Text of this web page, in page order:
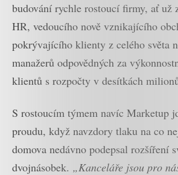
budování rychle rostoucí firmy, ať už
HR, vedoucího nově vznikajícího
pokrývajícího klienty z celého světa
manažerů odpovědných za
klientů s rozpočty v desítkách
S rostoucím týmem navíc Marketup
proudu, když navzdory tlaku na co
domova nedávno podepsal rozšíření
dvojnásobek. „Kanceláře jsou pro